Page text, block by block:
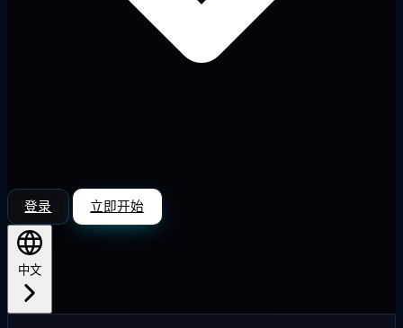
登录 立即开始
中文